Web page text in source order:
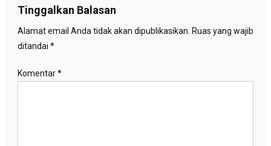
Tinggalkan Balasan
Alamat email Anda tidak akan dipublikasikan. Ruas yang wajib
ditandai *
Komentar*